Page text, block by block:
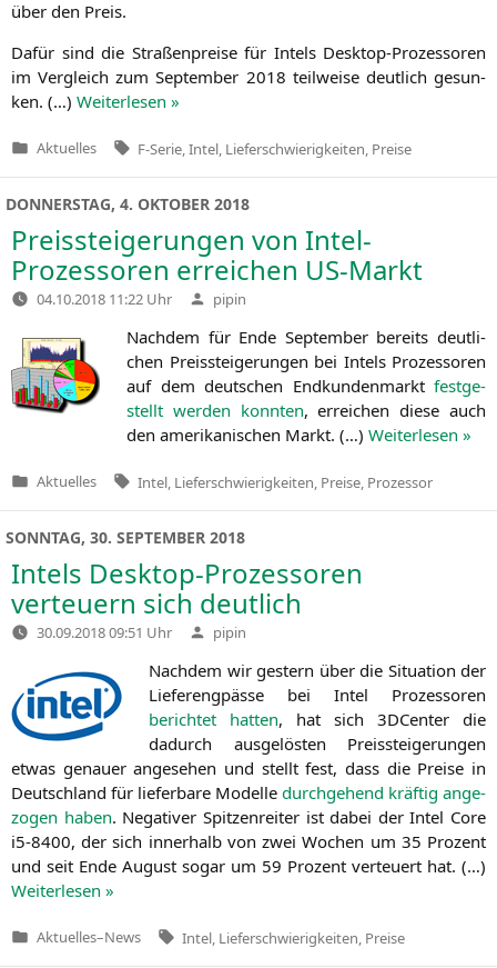
über den Preis.
Dafür sind die Stra­ßen­prei­se für Intels Desk­top-Pro­zes­so­ren
im Ver­gleich zum Sep­tem­ber 2018 teil­wei­se deut­lich gesun­
ken. (…) Wei­ter­le­sen »
Veröffentlicht
Aktuelles Tags:
F-Serie Intel Lieferschwierigkeiten Preise
DONNERSTAG, 4. OKTOBER 2018
Preissteigerungen von Intel-
Prozessoren erreichen US-Markt
04.10.2018 11:22 Uhr Verfasst
von
pipin
Nach­dem für Ende Sep­tem­ber bereits deut­li­
chen Preis­stei­ge­run­gen bei Intels Pro­zes­so­ren
auf dem deut­schen End­kun­den­markt fest­ge­
stellt wer­den konn­ten, errei­chen die­se auch
den ame­ri­ka­ni­schen Markt. (…) Wei­ter­le­sen »
Veröffentlicht
Aktuelles Tags:
Intel Lieferschwierigkeiten Preise Prozessor
SONNTAG, 30. SEPTEMBER 2018
Intels Desktop-Prozessoren
verteuern sich deutlich
30.09.2018 09:51 Uhr Verfasst
von
pipin
Nach­dem wir gestern über die Situa­ti­on der
Lie­fer­eng­päs­se bei Intel Pro­zes­so­ren
berich­tet hat­ten, hat sich 3DCenter die
dadurch aus­ge­lös­ten Preis­stei­ge­run­gen
etwas genau­er ange­se­hen und stellt fest, dass die Prei­se in
Deutsch­land für lie­fer­ba­re Model­le durch­ge­hend kräf­tig ange­
zo­gen haben. Nega­ti­ver Spit­zen­rei­ter ist dabei der Intel Core
i5-8400, der sich inner­halb von zwei Wochen um 35 Pro­zent
und seit Ende August sogar um 59 Pro­zent ver­teu­ert hat. (…)
Wei­ter­le­sen »
Veröffentlicht
Aktuelles–News Tags:
Intel Lieferschwierigkeiten Preise